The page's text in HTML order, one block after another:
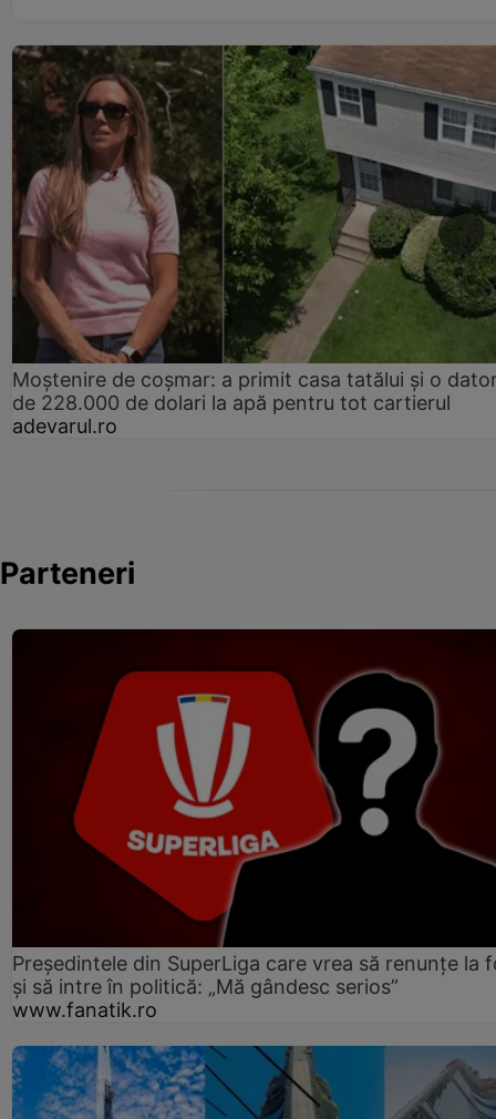
Moștenire de coșmar: a primit casa tatălui și o
de 228.000 de dolari la apă pentru tot cartierul
adevarul.ro
Parteneri
Președintele din SuperLiga care vrea să renunțe la
și să intre în politică: „Mă gândesc serios”
www.fanatik.ro